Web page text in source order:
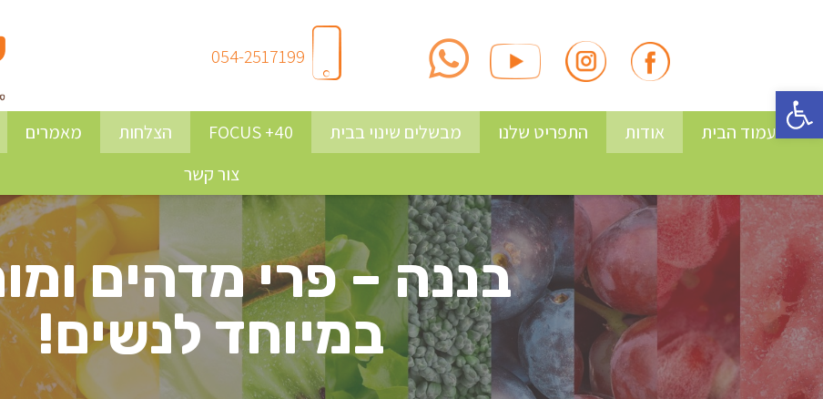
פתח סרגל נגישות
054-2517199
עמוד הבית אודות התפריט שלנו מבשלים שינוי בבית FOCUS +40 הצלחות מאמרים
צור קשר
בננה – פרי מדהים
במיוחד לנשים!